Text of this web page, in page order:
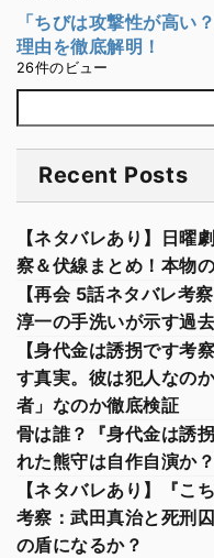
「ちびは攻撃性が高い
理由を徹底解明！
26件のビュー
Recent Posts
【ネタバレあり】日
察＆伏線まとめ！本物
【再会 5話ネタバレ考
淳一の手洗いが示す過
【身代金は誘拐です考
す真実。彼は犯人なの
者」なのか徹底検証
骨は誰？『身代金は誘
れた熊守は自作自演か
【ネタバレあり】『こ
考察：武田真治と死刑
の盾になるか？